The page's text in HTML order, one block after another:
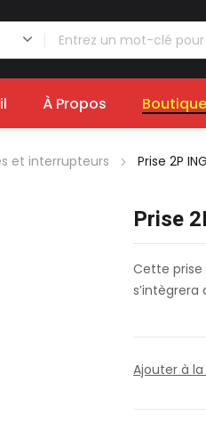
À Propos Boutique
et interrupteurs Prise 2P
Prise
Cette
s’intègrera
Ajouter à